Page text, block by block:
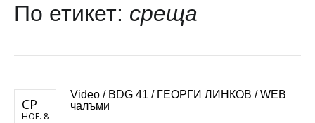
По етикет: среща
СР
НОЕ. 8
Video / BDG 41 / ГЕОРГИ ЛИНКОВ / WЕB
чалъми